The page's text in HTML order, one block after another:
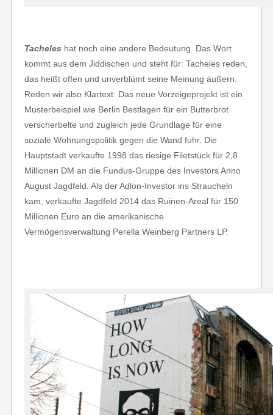
Tacheles hat noch eine andere Bedeutung. Das Wort
kommt aus dem Jiddischen und steht für: Tacheles reden,
das heißt offen und unverblümt seine Meinung äußern.
Reden wir also Klartext: Das neue Vorzeigeprojekt ist ein
Musterbeispiel wie Berlin Bestlagen für ein Butterbrot
verscherbelte und zugleich jede Grundlage für eine
soziale Wohnungspolitik gegen die Wand fuhr. Die
Hauptstadt verkaufte 1998 das riesige Filetstück für 2,8
Millionen DM an die Fundus-Gruppe des Investors Anno
August Jagdfeld. Als der Adlon-Investor ins Straucheln
kam, verkaufte Jagdfeld 2014 das Ruinen-Areal für 150
Millionen Euro an die amerikanische
Vermögensverwaltung Perella Weinberg Partners LP.